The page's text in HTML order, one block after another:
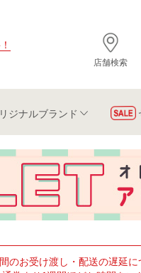
！
店舗検索
ジナルブランド
のお受け渡し・配送の遅延に